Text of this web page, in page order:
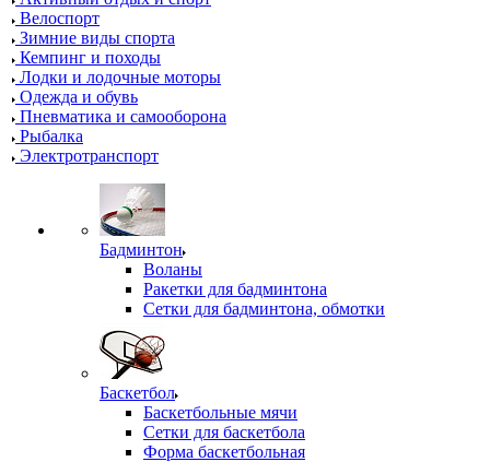
Велоспорт
Зимние виды спорта
Кемпинг и походы
Лодки и лодочные моторы
Одежда и обувь
Пневматика и самооборона
Рыбалка
Электротранспорт
Бадминтон
Воланы
Ракетки для бадминтона
Сетки для бадминтона, обмотки
Баскетбол
Баскетбольные мячи
Сетки для баскетбола
Форма баскетбольная